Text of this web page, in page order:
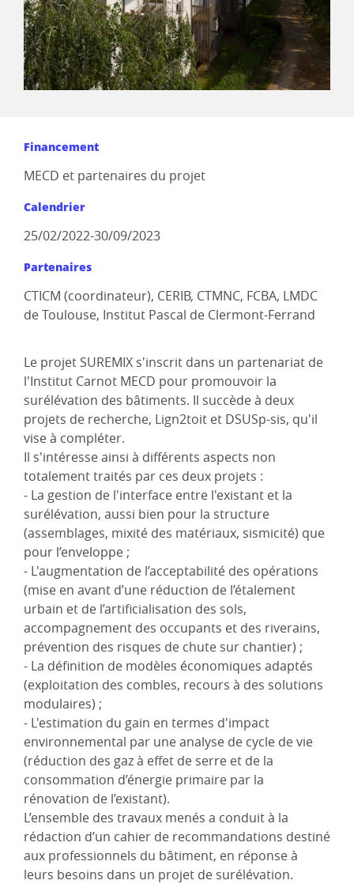
Financement
MECD et partenaires du projet
Calendrier
25/02/2022-30/09/2023
Partenaires
CTICM (coordinateur), CERIB, CTMNC, FCBA, LMDC
de Toulouse, Institut Pascal de Clermont-Ferrand
Le projet SUREMIX s'inscrit dans un partenariat de
l'Institut Carnot MECD pour promouvoir la
surélévation des bâtiments. Il succède à deux
projets de recherche, Lign2toit et DSUSp-sis, qu'il
vise à compléter.
Il s'intéresse ainsi à différents aspects non
totalement traités par ces deux projets :
- La gestion de l'interface entre l'existant et la
surélévation, aussi bien pour la structure
(assemblages, mixité des matériaux, sismicité) que
pour l’enveloppe ;
- L'augmentation de l’acceptabilité des opérations
(mise en avant d’une réduction de l’étalement
urbain et de l’artificialisation des sols,
accompagnement des occupants et des riverains,
prévention des risques de chute sur chantier) ;
- La définition de modèles économiques adaptés
(exploitation des combles, recours à des solutions
modulaires) ;
- L'estimation du gain en termes d'impact
environnemental par une analyse de cycle de vie
(réduction des gaz à effet de serre et de la
consommation d’énergie primaire par la
rénovation de l’existant).
L’ensemble des travaux menés a conduit à la
rédaction d’un cahier de recommandations destiné
aux professionnels du bâtiment, en réponse à
leurs besoins dans un projet de surélévation.